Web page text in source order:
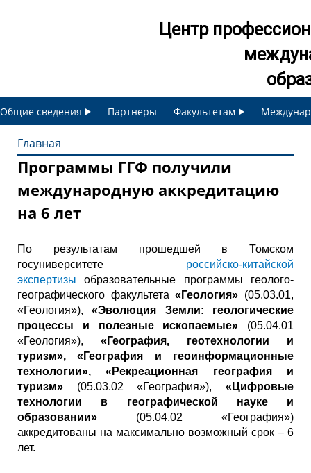
Центр
Общие сведения Партнеры Факультетам
В
ы
д
е
с
ь
Главная
Программы ГГФ получили
международную аккредитацию
на 6 лет
По результатам прошедшей в Томском
госуниверситете российско-китайской
экспертизы образовательные программы геолого-
географического факультета«Геология» (05.03.01,
«Геология»),«Эволюция Земли: геологические
процессы и полезные ископаемые» (05.04.01
«Геология»), «География, геотехнологии и
туризм», «География и геоинформационные
технологии», «Рекреационная география и
туризм» (05.03.02 «География»), «Цифровые
технологии в географической науке и
образовании» (05.04.02 «География»)
аккредитованы на максимально возможный срок – 6
лет.